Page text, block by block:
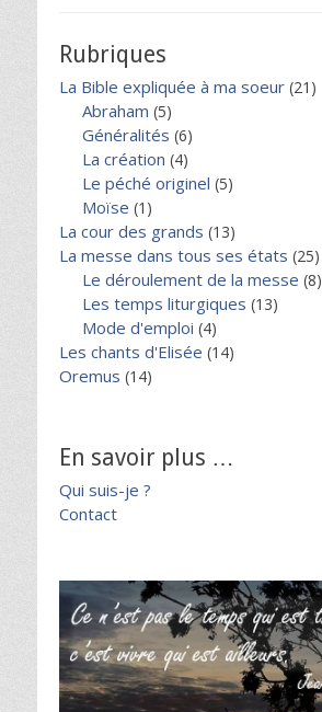
Rubriques
La Bible expliquée à ma soeur (21)
Abraham (5)
Généralités (6)
La création (4)
Le péché originel (5)
Moïse (1)
La cour des grands (13)
La messe dans tous ses états (25)
Le déroulement de la messe (8)
Les temps liturgiques (13)
Mode d'emploi (4)
Les chants d'Elisée (14)
Oremus (14)
En savoir plus …
Qui suis-je ?
Contact